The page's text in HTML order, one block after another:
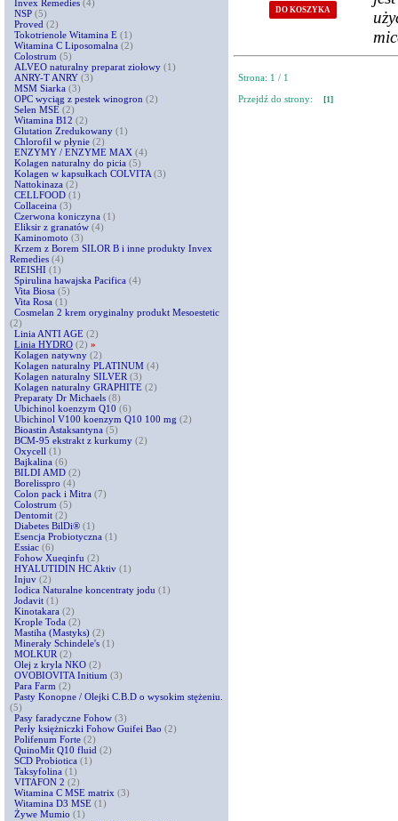
Invex Remedies (4)
NSP (5)
Proved (2)
Tokotrienole Witamina E (1)
Witamina C Liposomalna (2)
Colostrum (5)
ALVEO naturalny preparat ziołowy (1)
ANRY-T ANRY (3)
MSM Siarka (3)
OPC wyciąg z pestek winogron (2)
Selen MSE (2)
Witamina B12 (2)
Glutation Zredukowany (1)
Chlorofil w płynie (2)
ENZYMY / ENZYME MAX (4)
Kolagen naturalny do picia (5)
Kolagen w kapsułkach COLVITA (3)
Nattokinaza (2)
CELLFOOD (1)
Collaceina (3)
Czerwona koniczyna (1)
Eliksir z granatów (4)
Kaminomoto (3)
Krzem z Borem SILOR B i inne produkty Invex
Remedies (4)
REISHI (1)
Spirulina hawajska Pacifica (4)
Vita Biosa (5)
Vita Rosa (1)
Cosmelan 2 krem oryginalny produkt Mesoestetic
(2)
Linia ANTI AGE (2)
Linia HYDRO (2) »
Kolagen natywny (2)
Kolagen naturalny PLATINUM (4)
Kolagen naturalny SILVER (3)
Kolagen naturalny GRAPHITE (2)
Preparaty Dr Michaels (8)
Ubichinol koenzym Q10 (6)
Ubichinol V100 koenzym Q10 100 mg (2)
Bioastin Astaksantyna (5)
BCM-95 ekstrakt z kurkumy (2)
Oxycell (1)
Bajkalina (6)
BILDI AMD (2)
Borelisspro (4)
Colon pack i Mitra (7)
Colostrum (5)
Dentomit (2)
Diabetes BilDi® (1)
Esencja Probiotyczna (1)
Essiac (6)
Fohow Xueqinfu (2)
HYALUTIDIN HC Aktiv (1)
Injuv (2)
Iodica Naturalne koncentraty jodu (1)
Jodavit (1)
Kinotakara (2)
Krople Toda (2)
Mastiha (Mastyks) (2)
Minerały Schindele's (1)
MOLKUR (2)
Olej z kryla NKO (2)
OVOBIOVITA Initium (3)
Para Farm (2)
Pasty Konopne / Olejki C.B.D o wysokim stężeniu.
(5)
Pasy faradyczne Fohow (3)
Perły księżniczki Fohow Guifei Bao (2)
Polifenum Forte (2)
QuinoMit Q10 fluid (2)
SCD Probiotica (1)
Taksyfolina (1)
VITAFON 2 (2)
Witamina C MSE matrix (3)
Witamina D3 MSE (1)
Żywe Mumio (1)
DO KOSZYKA
Strona: 1 / 1
Przejdź do strony:
[1]